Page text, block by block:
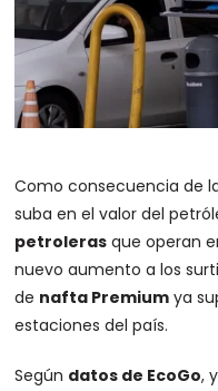
Como consecuencia de
suba en el valor del
petroleras que operan
nuevo aumento a los
de nafta Premium ya
estaciones del país.
Según datos de EcoGo,